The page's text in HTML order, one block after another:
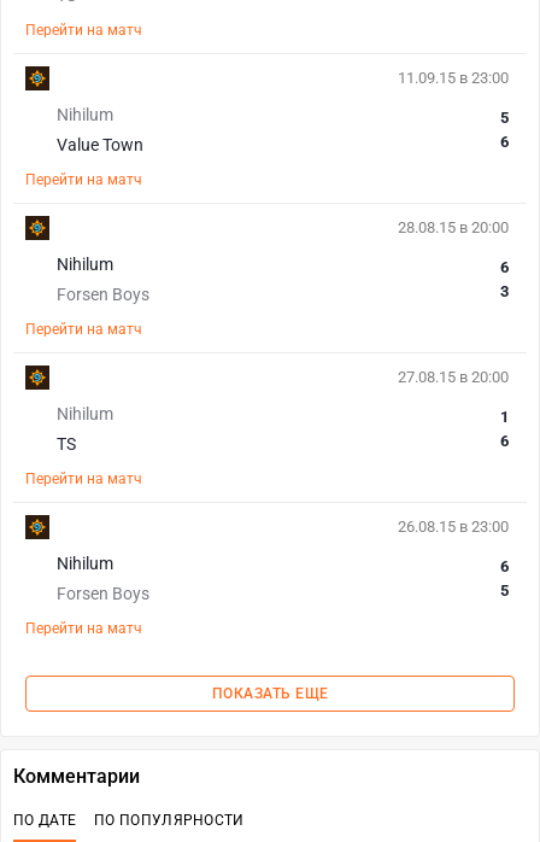
Перейти на матч
11.09.15 в 23:00
Nihilum
Value Town
5
6
Перейти на матч
28.08.15 в 20:00
Nihilum
Forsen Boys
6
3
Перейти на матч
27.08.15 в 20:00
Nihilum
TS
1
6
Перейти на матч
26.08.15 в 23:00
Nihilum
Forsen Boys
6
5
Перейти на матч
ПОКАЗАТЬ ЕЩЕ
Комментарии
ПО ДАТЕ ПО ПОПУЛЯРНОСТИ